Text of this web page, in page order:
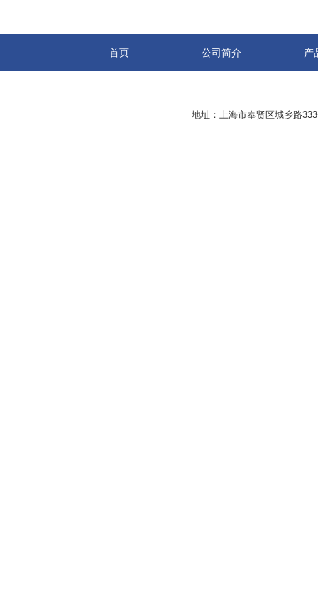
首页 公司简介 产
地址：上海市奉贤区城乡路